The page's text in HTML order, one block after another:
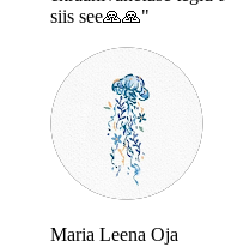
siis see🙏🙏"
Maria Leena Oja